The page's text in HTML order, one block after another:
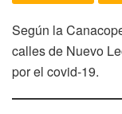
Según la
calles de Nuevo
por el covid-19.